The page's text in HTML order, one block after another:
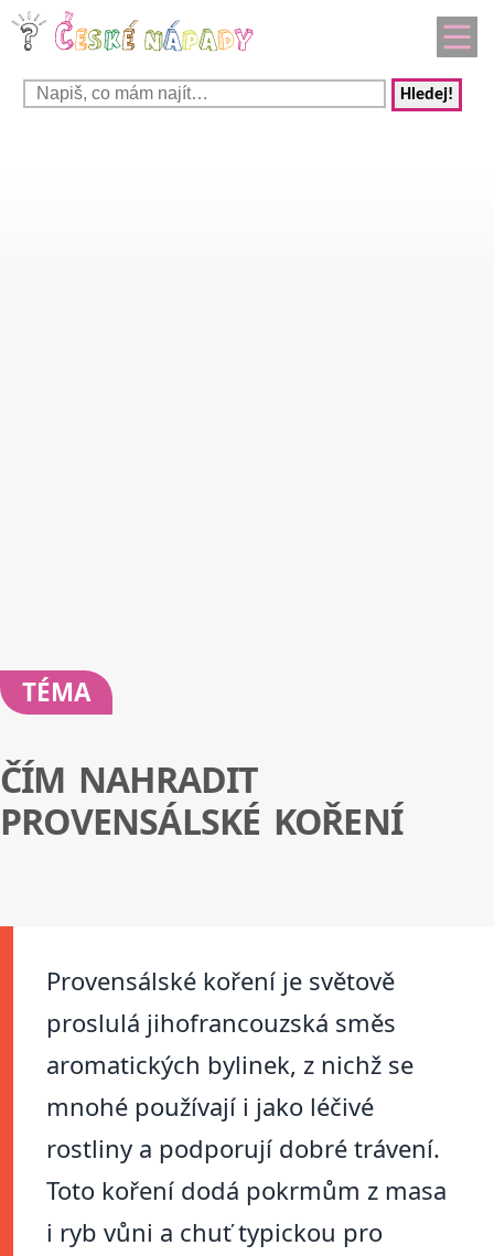
Hledej!
TÉMA
ČÍM NAHRADIT
PROVENSÁLSKÉ KOŘENÍ
Provensálské koření je světově
proslulá jihofrancouzská směs
aromatických bylinek, z nichž se
mnohé používají i jako léčivé
rostliny a podporují dobré trávení.
Toto koření dodá pokrmům z masa
i ryb vůni a chuť typickou pro